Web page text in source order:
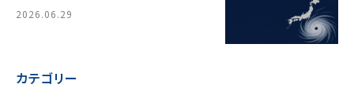
2026.06.29
カテゴリー